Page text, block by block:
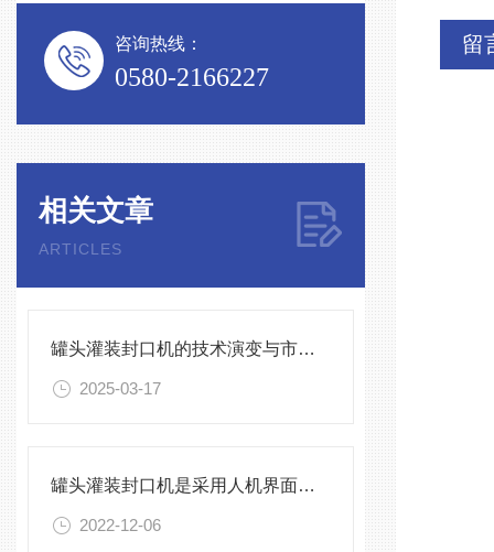
咨询热线：
0580-2166227
相关文章
ARTICLES
罐头灌装封口机的技术演变与市场前景
2025-03-17
罐头灌装封口机是采用人机界面操作设备
2022-12-06
留